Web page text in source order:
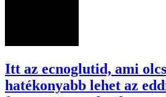
Itt az ecnoglutid, ami
hatékonyabb lehet az